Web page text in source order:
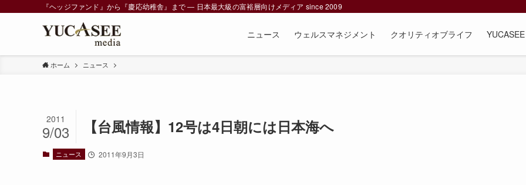
『ヘッジファンド』から『慶応幼稚舎』まで ― 日本最大級の富裕層向けメディア since 2009
ニュース ウェルスマネジメント クオリティオブライフ
ホーム ニュース
【台風情報】12号は4日朝には日本海へ
2011
9/03
ニュース 2011年9月3日